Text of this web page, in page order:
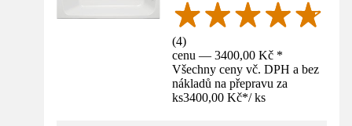
(4)
cenu — 3400,00 Kč *
Všechny ceny vč. DPH a bez
nákladů na přepravu za
ks3400,00 Kč*/ ks